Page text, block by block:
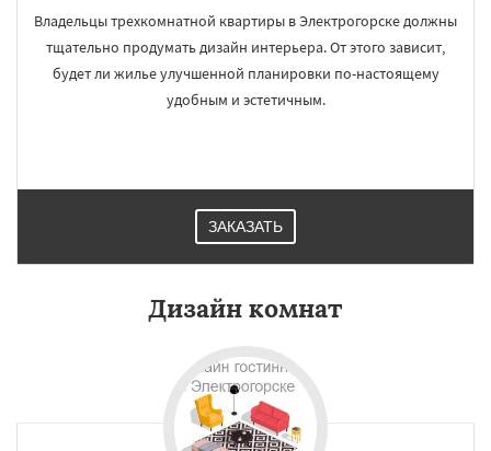
Владельцы трехкомнатной квартиры в Электрогорске должны
тщательно продумать дизайн интерьера. От этого зависит,
будет ли жилье улучшенной планировки по-настоящему
удобным и эстетичным.
ЗАКАЗАТЬ
Дизайн комнат